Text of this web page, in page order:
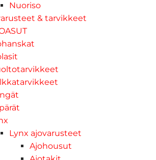
Nuoriso
& tarvikkeet
Lynx ajovarusteet
Ajohousut